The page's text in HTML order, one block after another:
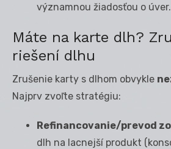
významnou žiadosťou o úver.
Máte na karte dlh?
riešení dlhu
Zrušenie karty s dlhom obvykle
Najprv zvoľte stratégiu:
Refinancovanie/prevod
dlh na lacnejší produkt